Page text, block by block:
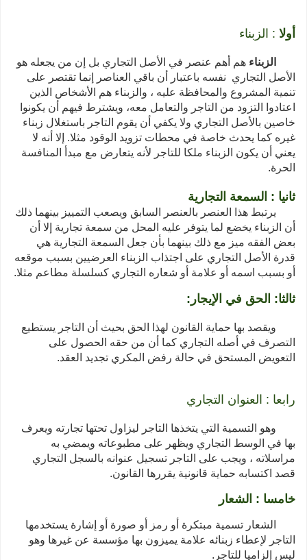
أولا : الزبناء
الزبناء هم أهم عنصر في الأصل التجاري بل إن من يجعله هو
الأصل التجاري نفسه باعتبار أن باقي العناصر إنما تقتصر على
تنمية المشروع والمحافظة عليه ، والزبناء هم الأشخاص الذين
اعتادوا التزود من التاجر والتعامل معه، ويشترط فيهم أن يكونوا
خاصين بالأصل التجاري ولا يكفي أن يقوم التاجر باستغلال زبناء
غيره كما يحدث خاصة في محطات تزويد الوقود مثلا. إلا أنه لا
يعني أن يكون الزبناء ملكا للتاجر لأنه يتعارض مع مبدأ المنافسة
الحرة.
ثانيا : السمعة التجارية
يرتبط هذا العنصر بالعنصر السابق ويصعب التمييز بينهما ذلك
أن الزبناء يخضع لما يتوفر عليه المحل من سمعة تجارية إلا أن
بعض الفقه ميز مع ذلك بينهما بأن جعل السمعة التجارية هي
قدرة الأصل التجاري على اجتذاب الزبناء العرضيين بسبب موقعه
أو بسبب اسمه أو علامة أو شعاره التجاري كسلسلة مطاعم مثلا.
ثالثا: الحق في الإيجار:
ويقصد بها حماية القانون لهذا الحق بحيث أن التاجر يستطيع
التصرف في أصله التجاري كما أن من حقه الحصول على
التعويض المستحق في حالة رفض المكري تجديد العقد.
رابعا : العنوان التجاري
وهو التسمية التي يتخذها التاجر ليزاول تحتها تجارته ويعرف
بها في الوسط التجاري ويظهر على مطبوعاته ويمضي به
مراسلاته ، ويجب على التاجر تسجيل عنوانه بالسجل التجاري
قصد اكتسابه حماية قانونية يقررها القانون.
خامسا : الشعار
الشعار تسمية مبتكرة أو رمز أو صورة أو إشارة يستخدمها
التاجر لإعطاء زبنائه علامة يميزون بها مؤسسة عن غيرها وهو
ليس إلزاميا للتاجر.